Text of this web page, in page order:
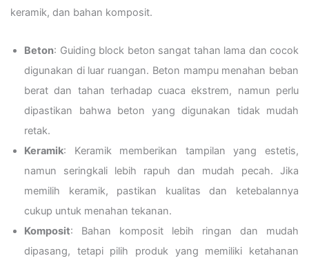
keramik, dan bahan komposit.
Beton: Guiding block beton sangat tahan lama dan cocok
digunakan di luar ruangan. Beton mampu menahan beban
berat dan tahan terhadap cuaca ekstrem, namun perlu
dipastikan bahwa beton yang digunakan tidak mudah
retak.
Keramik: Keramik memberikan tampilan yang estetis,
namun seringkali lebih rapuh dan mudah pecah. Jika
memilih keramik, pastikan kualitas dan ketebalannya
cukup untuk menahan tekanan.
Komposit: Bahan komposit lebih ringan dan mudah
dipasang, tetapi pilih produk yang memiliki ketahanan